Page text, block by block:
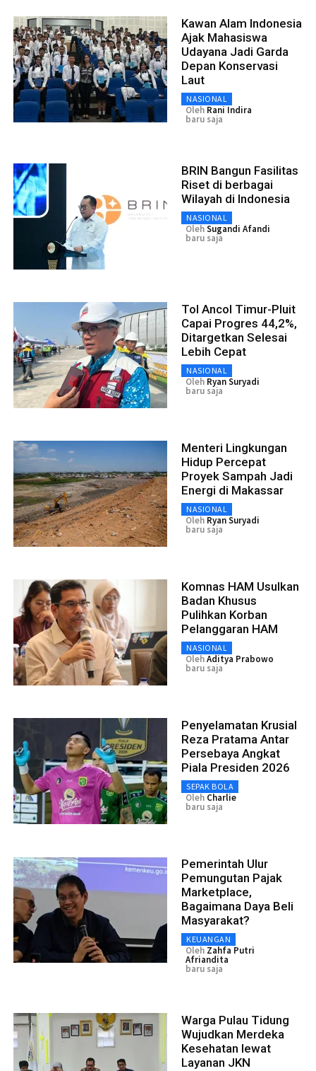
Kawan Alam Indonesia
Ajak Mahasiswa
Udayana Jadi Garda
Depan Konservasi
Laut
NASIONAL
Oleh Rani Indira
baru saja
BRIN Bangun Fasilitas
Riset di berbagai
Wilayah di Indonesia
NASIONAL
OlehSugandi Afandi
baru saja
Tol Ancol Timur-Pluit
Capai Progres 44,2%,
Ditargetkan Selesai
Lebih Cepat
NASIONAL
Oleh Ryan Suryadi
baru saja
Menteri Lingkungan
Hidup Percepat
Proyek Sampah Jadi
Energi di Makassar
NASIONAL
Oleh Ryan Suryadi
baru saja
Komnas HAM Usulkan
Badan Khusus
Pulihkan Korban
Pelanggaran HAM
NASIONAL
OlehAditya Prabowo
baru saja
Penyelamatan Krusial
Reza Pratama Antar
Persebaya Angkat
Piala Presiden 2026
SEPAK BOLA
Oleh Charlie
baru saja
Pemerintah Ulur
Pemungutan Pajak
Marketplace,
Bagaimana Daya Beli
Masyarakat?
KEUANGAN
Oleh Zahfa Putri
Afriandita
baru saja
Warga Pulau Tidung
Wujudkan Merdeka
Kesehatan lewat
Layanan JKN